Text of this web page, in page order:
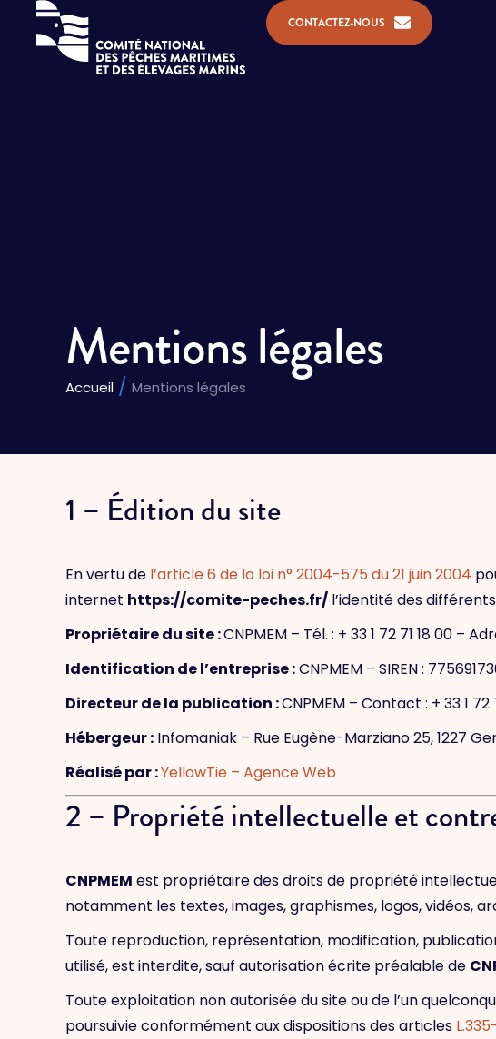
CONTACTEZ-NOUS
Mentions légales
Vous êtes ici :
Accueil Mentions légales
1 – Édition du site
En vertu de l’article 6 de la loi n° 2004-575 du 21 juin 2004
internet https://comite-peches.fr/ l’identité des
Propriétaire du site :CNPMEM – Tél. : + 33 1 72 71 18 00 –
Identification de l’entreprise :CNPMEM – SIREN :
Directeur de la publication :CNPMEM – Contact : + 33 1 72
Hébergeur : Infomaniak – Rue Eugène-Marziano 25, 1227
Réalisé par :YellowTie – Agence Web
2 – Propriété intellectuelle et
CNPMEM est propriétaire des droits de propriété
notamment les textes, images, graphismes, logos, vidéos,
Toute reproduction, représentation, modification,
utilisé, est interdite, sauf autorisation écrite préalable de
Toute exploitation non autorisée du site ou de l’un
poursuivie conformément aux dispositions des articles